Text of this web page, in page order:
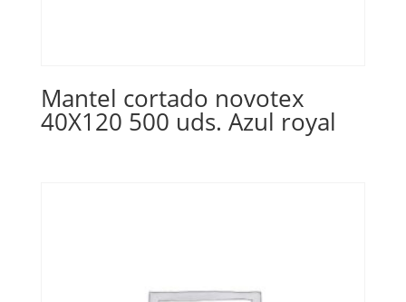
Mantel cortado novotex
40X120 500 uds. Azul royal